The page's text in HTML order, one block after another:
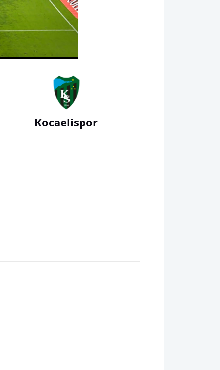
00:00
Kocaelispor